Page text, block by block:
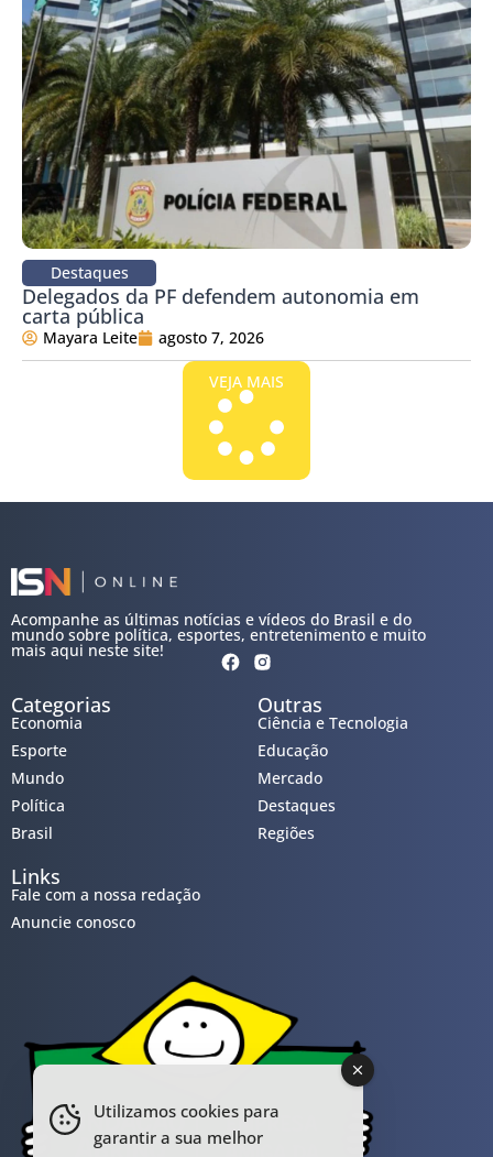
Destaques
Delegados da PF defendem autonomia em
carta pública
Mayara Leite agosto 7, 2026
VEJA MAIS
Acompanhe as últimas notícias e vídeos do Brasil e do
mundo sobre política, esportes, entretenimento e muito
mais aqui neste site!
Categorias
Economia
Esporte
Mundo
Política
Brasil
Outras
Ciência e Tecnologia
Educação
Mercado
Destaques
Regiões
Links
Fale com a nossa redação
Anuncie conosco
Utilizamos cookies para
garantir a sua melhor